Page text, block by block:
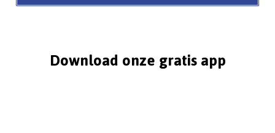
Download onze gratis app